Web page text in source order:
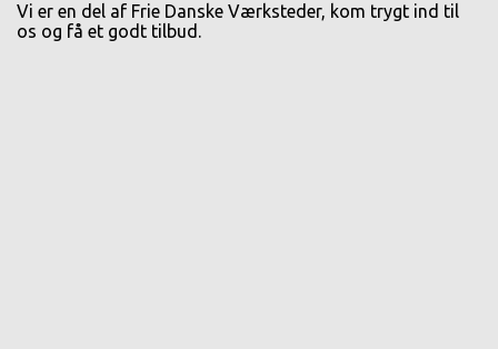
Vi er en del af Frie Danske Værksteder, kom trygt ind til
os og få et godt tilbud.